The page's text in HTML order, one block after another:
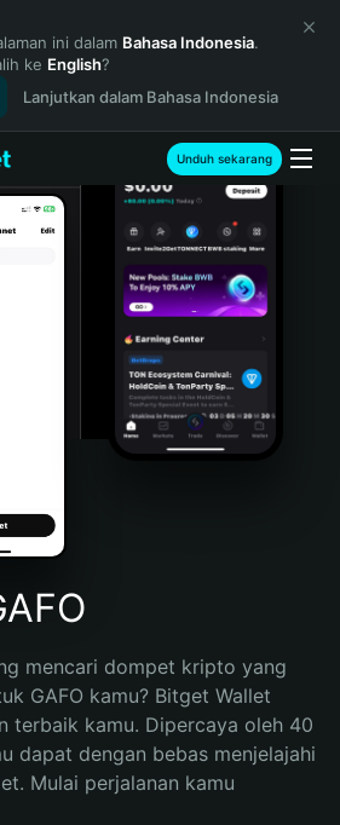
ini dalam Bahasa Indonesia.
ke English?
Lanjutkan dalam Bahasa Indonesia
Unduh sekarang
mencari dompet kripto yang
GAFO kamu? Bitget Wallet
terbaik kamu. Dipercaya oleh 40
dapat dengan bebas menjelajahi
Mulai perjalanan kamu